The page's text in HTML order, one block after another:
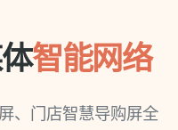
智能网络
、门店智慧导购屏全